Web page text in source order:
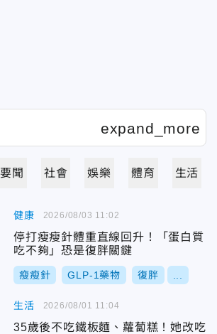
要聞 社會 娛樂 體育 生活
健康
停打瘦瘦針體重直線回升！「蛋白質
吃不夠」恐是復胖關鍵
瘦瘦針 GLP-1藥物 復胖
2026/08/03 11:02
生活
35歲後不吃鐵板麵、蘿蔔糕！她改吃
2026/08/01 11:04